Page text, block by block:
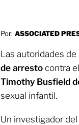
Por: ASSOCIATED
Las autoridades
de arresto contra
Timothy Busfield
sexual infantil.
Un investigador